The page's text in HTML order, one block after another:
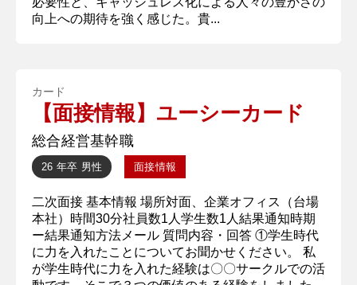
向上への期待を強く感じた。貴...
カード
【面接情報】ユーシーカード
総合経営基幹職
26 年卒 男性 面接情報
二次面接 基本情報 場所対面、企業オフィス（台場
本社）時間30分社員数1人学生数1人結果通知時期
ー結果通知方法メール 質問内容・回答 ①学生時代
に力を入れたことについてお聞かせください。 私
が学生時代に力を入れた経験は〇〇サークルでの活